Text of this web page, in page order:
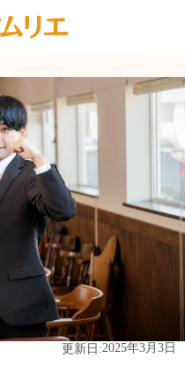
更新日:2025年3月3日